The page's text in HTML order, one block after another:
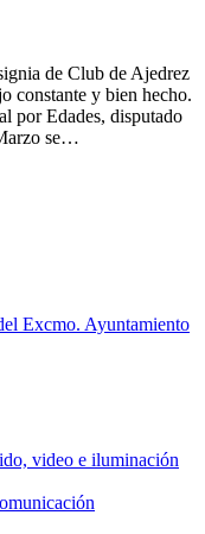
de Club de Ajedrez
constante y bien hecho.
por Edades, disputado
se…